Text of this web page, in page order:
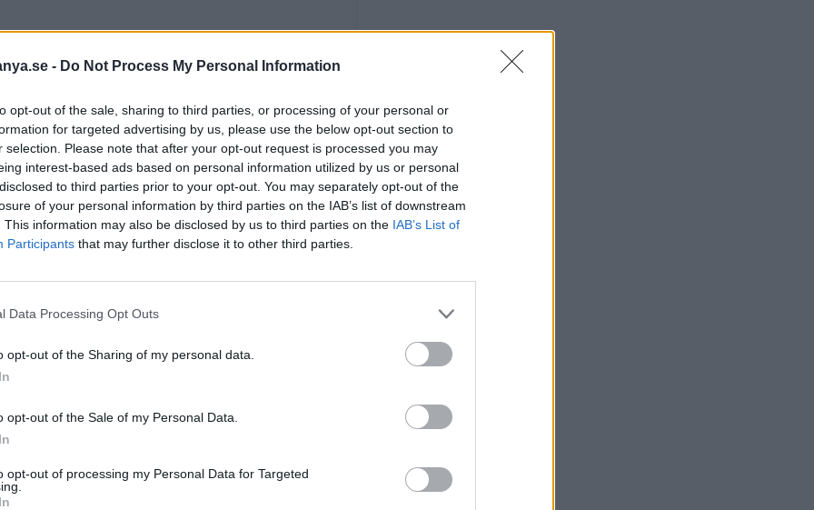
- Do Not Process My Personal Information
opt-out of the sale, sharing to third parties, or processing of your personal or
for targeted advertising by us, please use the below opt-out section to
selection. Please note that after your opt-out request is processed you may
interest-based ads based on personal information utilized by us or personal
to third parties prior to your opt-out. You may separately opt-out of the
of your personal information by third parties on the IAB’s list of downstream
This information may also be disclosed by us to third parties on the IAB’s List of
Participants that may further disclose it to other third parties.
Data Processing Opt Outs
opt-out of the Sharing of my personal data.
opt-out of the Sale of my Personal Data.
opt-out of processing my Personal Data for Targeted
spara lite till senare) och skär filéerna i mindre
fördela sillbitarna innanför.
tillsammans med tomaterna lite godtyckligt över
av sillspadet.
och servera resten vid sidan av tillsammans med
här bjuder vi en variant!
de två-tre översta bladvarven, blommorna är
med vatten. Förväll i 30 sekunder och kyl
så torr som möjligt. Skrubba och koka potatisen
locket igen så potatisen blir färdig av